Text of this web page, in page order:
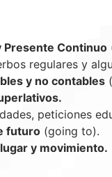
Presente Continuo
regulares y
y no contables
peticiones
futuro (going to).
y movimiento.